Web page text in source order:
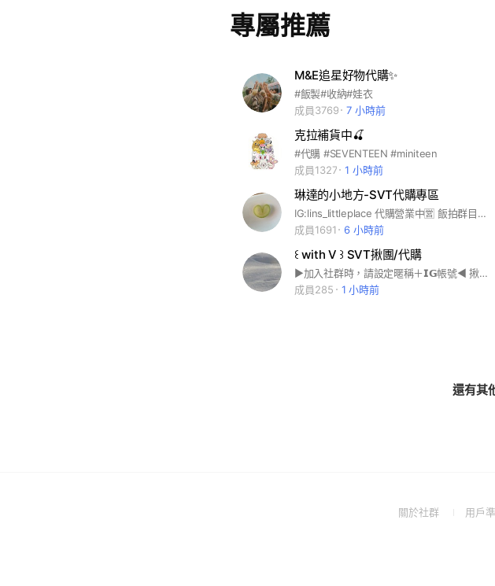
專屬推薦
M&E追星好物代購✨
#飯製#收納#娃衣
成員3769
7 小時前
克拉補貨中🍒
#代購 #SEVENTEEN #miniteen
成員1327
1 小時前
琳達的小地方-SVT代購專區
IG:lins_littleplace 代購營業中🈺 飯拍群目前只拆碩燦～ #seventeen #seventeen週邊代購#飯拍#拆飯拍
成員1691
6 小時前
꒰ with V ꒱ SVT揪團/代購
▶️加入社群時，請設定暱稱＋𝗜𝗚帳號◀️ 揪團湊重＆佛系代購🙌🏻 #SEVENTEEN #SVT
成員285
1 小時前
還有其
關於社群
(Open用戶